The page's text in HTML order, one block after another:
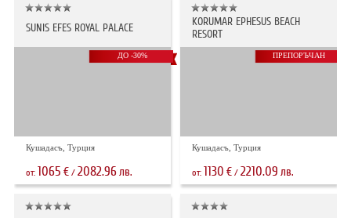
SUNIS EFES ROYAL PALACE
ДО -30%
Кушадасъ, Турция
от: 1065 €/ 2082.96лв.
KORUMAR EPHESUS BEACH
RESORT
ПРЕПОРЪЧАН
Кушадасъ, Турция
от: 1130 € /2210.09 лв.